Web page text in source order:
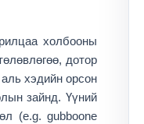
холбооны
, дотор
хэдийн орсон
зайнд. Үүний
(e.g. gubboone